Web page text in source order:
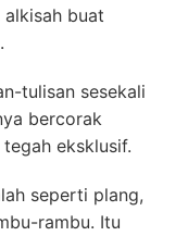
alkisah buat
tulisan sesekali
bercorak
eksklusif.
seperti plang,
rambu. Itu